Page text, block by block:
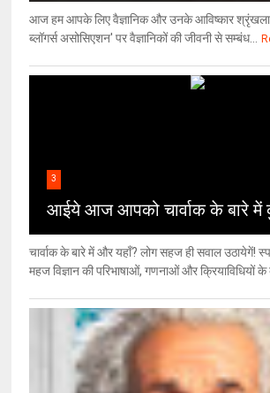
आज हम आपके लिए वैज्ञानिक और उनके आविष्कार
ब्लॉगर्स असोसिएशन' पर वैज्ञा‍निकों की जीवनी से सम्बंध...
3
आईये आज आपको चार्वाक के बारे में
चार्वाक के बारे में और यहाँ? लोग सहज ही सवाल उठायेगें!
महज विज्ञान की परिभाषाओं, गणनाओं और क्रियाविधियों के